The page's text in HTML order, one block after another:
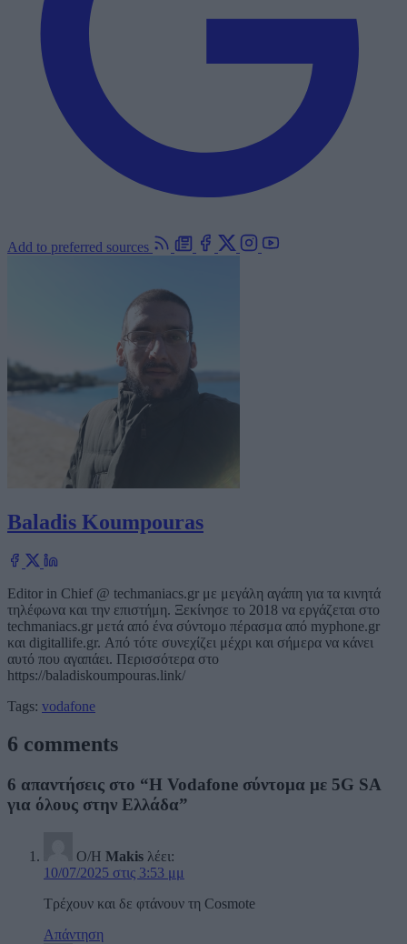
Add to preferred sources
Baladis Koumpouras
Editor in Chief @ techmaniacs.gr με μεγάλη αγάπη για τα κινητά
τηλέφωνα και την επιστήμη. Ξεκίνησε το 2018 να εργάζεται στο
techmaniacs.gr μετά από ένα σύντομο πέρασμα από myphone.gr
και digitallife.gr. Από τότε συνεχίζει μέχρι και σήμερα να κάνει
αυτό που αγαπάει. Περισσότερα στο
https://baladiskoumpouras.link/
Tags: vodafone
6 comments
6 απαντήσεις στο “Η Vodafone σύντομα με 5G SA
για όλους στην Ελλάδα”
Ο/Η Makis λέει:
10/07/2025 στις 3:53 μμ
Τρέχουν και δε φτάνουν τη Cosmote
Απάντηση